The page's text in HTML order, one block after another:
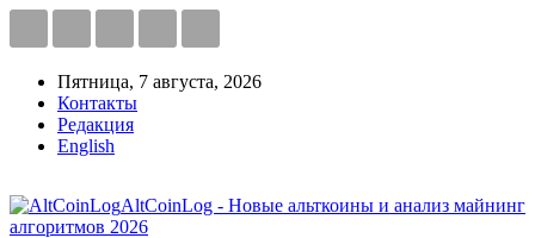
Пятница, 7 августа, 2026
Контакты
Редакция
English
AltCoinLog - Новые альткоины и анализ майнинг
алгоритмов 2026